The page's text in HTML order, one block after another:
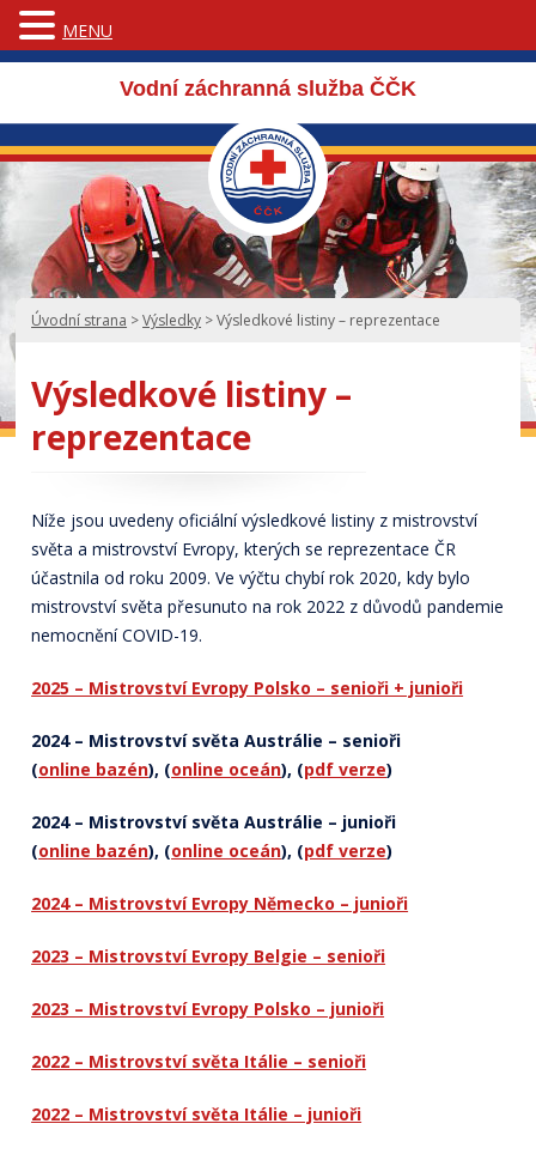
Vodní záchranná služba ČČK
Úvodní strana >Výsledky >Výsledkové listiny – reprezentace
Výsledkové listiny –
reprezentace
Níže jsou uvedeny oficiální výsledkové listiny z mistrovství
světa a mistrovství Evropy, kterých se reprezentace ČR
účastnila od roku 2009. Ve výčtu chybí rok 2020, kdy bylo
mistrovství světa přesunuto na rok 2022 z důvodů pandemie
nemocnění COVID-19.
2025 – Mistrovství Evropy Polsko – senioři + junioři
2024 – Mistrovství světa Austrálie – senioři
(online bazén), (online oceán), (pdf verze)
2024 – Mistrovství světa Austrálie – junioři
(online bazén), (online oceán), (pdf verze)
2024 – Mistrovství Evropy Německo – junioři
2023 – Mistrovství Evropy Belgie – senioři
2023 – Mistrovství Evropy Polsko – junioři
2022 – Mistrovství světa Itálie – senioři
2022 – Mistrovství světa Itálie – junioři
MENU